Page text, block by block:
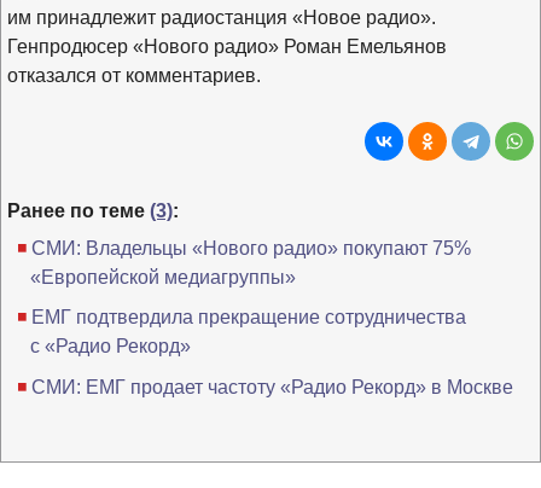
им принадлежит радиостанция «Новое радио».
Генпродюсер «Нового радио» Роман Емельянов
отказался от комментариев.
Ранее по теме (3):
СМИ: Владельцы «Нового радио» покупают 75%
«Европейской медиагруппы»
ЕМГ подтвердила прекращение сотрудничества
с «Радио Рекорд»
СМИ: ЕМГ продает частоту «Радио Рекорд» в Москве